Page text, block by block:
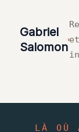
Gabriel
Salomon
LÀ OÙ